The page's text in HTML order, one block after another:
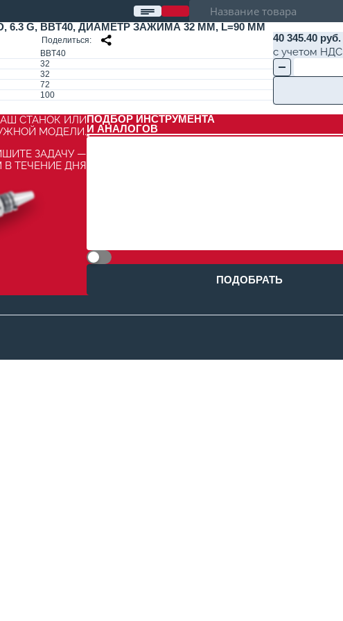
6.3 G, BBT40, ДИАМЕТР ЗАЖИМА 32 ММ, L=90 ММ
Поделиться
BBT40
32
32
72
100
40 345.40 руб.
с учетом НДС
СТАНОК ИЛИ
МОДЕЛИ.
ЗАДАЧУ —
В ТЕЧЕНИЕ ДНЯ
ПОДБОР ИНСТРУМЕНТА
И АНАЛОГОВ
ПОДОБРАТЬ